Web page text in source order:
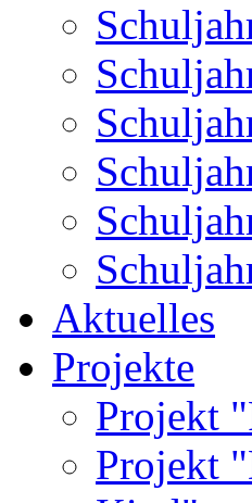
Aktuelles
Projekte
Projekt
Projekt